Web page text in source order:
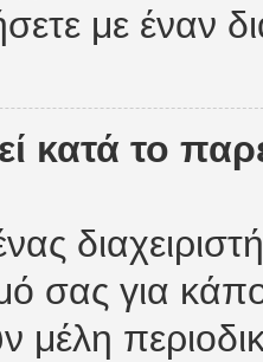
με έναν
κατά το
σας για
μέλη